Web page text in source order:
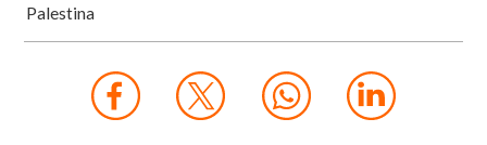
Palestina